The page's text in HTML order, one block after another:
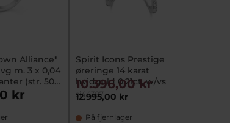
Alliance"
m. 3 x 0,04
(str. 50-
kr
Spirit Icons Prestige
øreringe 14 karat
hvidguld 0,21ct. w/vs
si44397
12.995,00 kr
10.396,00 kr
På fjernlager